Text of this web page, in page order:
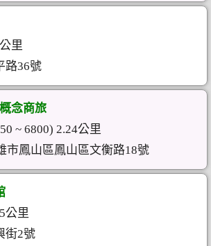
里
路36號
念商旅
~ 6800) 2.24公里
市鳳山區鳳山區文衡路18號
公里
街2號